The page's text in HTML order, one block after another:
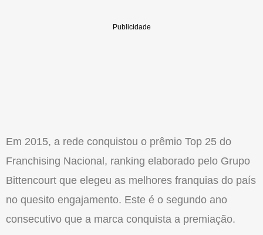
Em 2015, a rede conquistou o prêmio Top 25 do
Franchising Nacional, ranking elaborado pelo Grupo
Bittencourt que elegeu as melhores franquias do país
no quesito engajamento. Este é o segundo ano
consecutivo que a marca conquista a premiação.